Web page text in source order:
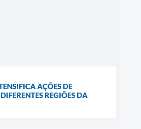
AÇÕES DE
REGIÕES DA